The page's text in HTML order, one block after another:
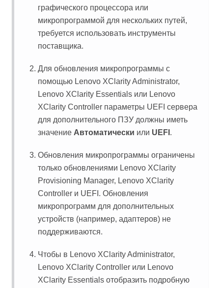
графического процессора или
микропрограммой для нескольких путей,
требуется использовать инструменты
поставщика.
Для обновления микропрограммы с
помощью Lenovo XClarity Administrator,
Lenovo XClarity Essentials или Lenovo
XClarity Controller параметры UEFI сервера
для дополнительного ПЗУ должны иметь
значение Автоматически или UEFI .
Обновления микропрограммы ограничены
только обновлениями Lenovo XClarity
Provisioning Manager, Lenovo XClarity
Controller и UEFI. Обновления
микропрограмм для дополнительных
устройств (например, адаптеров) не
поддерживаются.
Чтобы в Lenovo XClarity Administrator,
Lenovo XClarity Controller или Lenovo
XClarity Essentials отобразить подробную